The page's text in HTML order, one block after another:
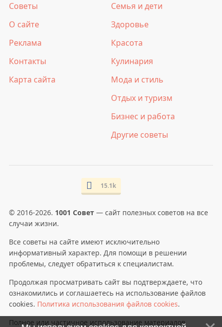
Советы
О сайте
Реклама
Контакты
Карта сайта
Семья и дети
Здоровье
Красота
Кулинария
Мода и стиль
Отдых и туризм
Бизнес и работа
Другие советы
15.1k
© 2016-2026. 1001 Совет— сайт полезных советов на все
случаи жизни.
Все советы на сайте имеют исключительно
информативный характер. Для помощи в решении
проблемы, следует обратиться к специалистам.
Продолжая просматривать сайт вы подтверждаете, что
ознакомились и соглашаетесь на использование файлов
cookies. Политика использования файлов cookies.
Полное или частичное использование материалов